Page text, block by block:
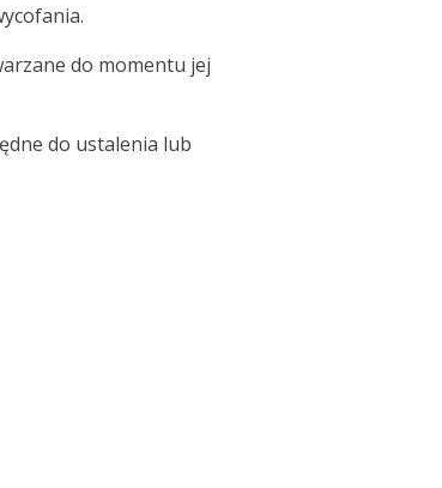
do momentu jej
do ustalenia lub